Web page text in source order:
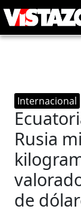
Internacional
Rusia
de